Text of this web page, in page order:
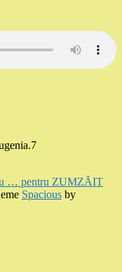
… pentru ZUMZĂIT
Spacious by